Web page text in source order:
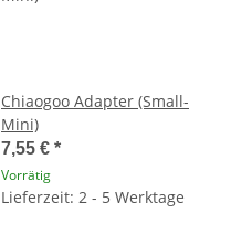
Chiaogoo Adapter (Small-
Mini)
7,55 € *
Vorrätig
Lieferzeit: 2 - 5 Werktage